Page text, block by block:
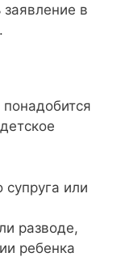
в
супруга или
разводе,
ребенка